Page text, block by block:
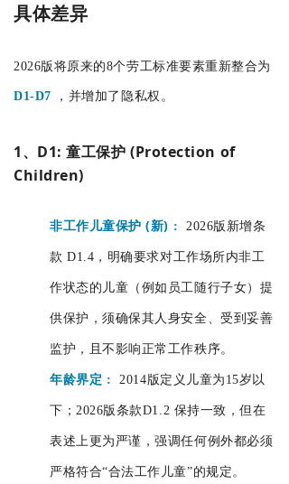
具体差异
2026版将原来的8个劳工标准要素重新整合为
D1-D7 ，并增加了隐私权。
1、D1: 童工保护 (Protection of
Children)
非工作儿童保护 (新) :2026版新增条
款 D1.4，明确要求对工作场所内非工
作状态的儿童（例如员工随行子女）提
供保护，须确保其人身安全、受到妥善
监护，且不影响正常工作秩序。
年龄界定 :2014版定义儿童为15岁以
下；2026版条款D1.2 保持一致，但在
表述上更为严谨，强调任何例外都必须
严格符合“合法工作儿童”的规定。